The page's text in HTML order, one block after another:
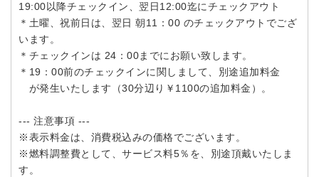
19:00以降チェックイン、翌日12:00迄にチェックアウト
＊土曜、祝前日は、翌日 朝11：00 のチェックアウトでござ
います。
＊チェックインは 24：00までにお願い致します。
＊19：00前のチェックインに関しまして、別途追加料金
が発生いたします（30分辺り￥1100の追加料金）。
--- 注意事項 ---
※表示料金は、消費税込みの価格でございます。
※燃料調整費として、サービス料5％を、別途頂戴いたしま
す。